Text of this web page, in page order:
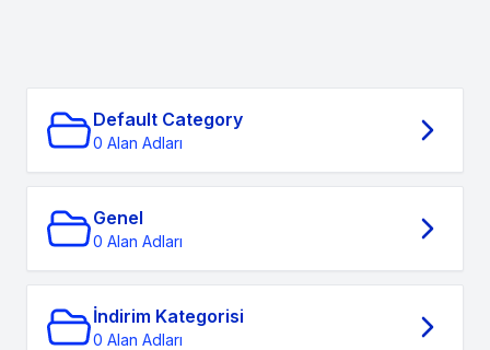
Default Category
0 Alan Adları
Genel
0 Alan Adları
İndirim Kategorisi
0 Alan Adları